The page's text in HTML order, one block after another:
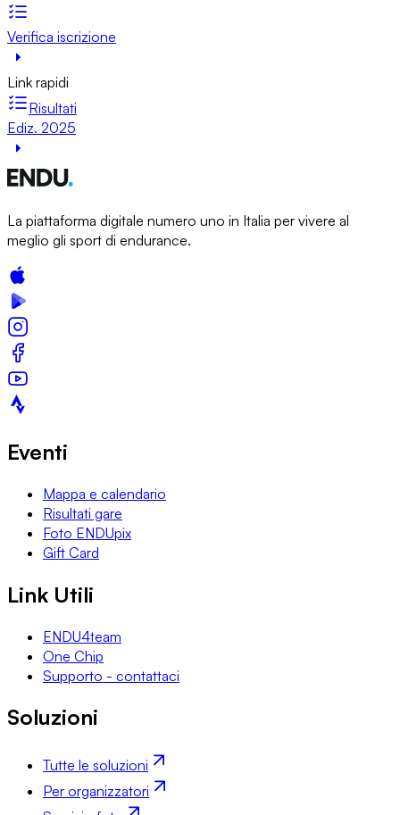
Verifica iscrizione
Link rapidi
Risultati
Ediz. 2025
La piattaforma digitale numero uno in Italia per vivere al
meglio gli sport di endurance.
Eventi
Mappa e calendario
Risultati gare
Foto ENDUpix
Gift Card
Link Utili
ENDU4team
One Chip
Supporto - contattaci
Soluzioni
Tutte le soluzioni
Per organizzatori